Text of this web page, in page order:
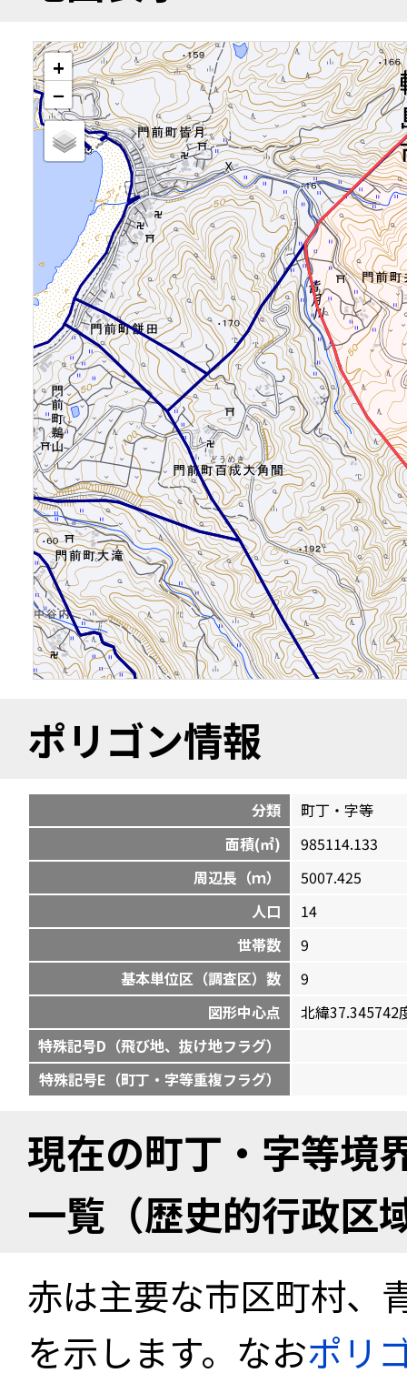
+
−
ポリゴン情報
分類
町丁・字等
面積(㎡)
985114.133
周辺長（ｍ）
5007.425
人口
14
世帯数
9
基本単位区（調査区）数
9
図形中心点
北緯37.345742
特殊記号D（飛び地、抜け地フラグ）
特殊記号E（町丁・字等重複フラグ）
現在の町丁・字等境
一覧（歴史的行政区
赤は主要な市区町村、
を示します。なおポリ